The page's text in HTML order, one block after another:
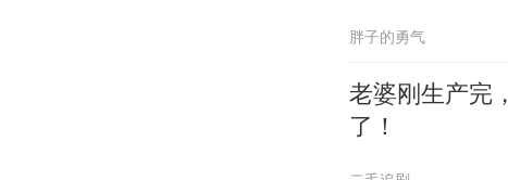
胖子的勇气
老婆刚生产完
了！